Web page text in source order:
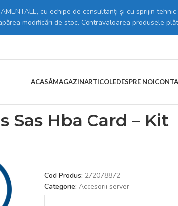
cu echipe de consultanți și cu sprijin
modificări de stoc. Contravaloarea produsele
ACASĂMAGAZINARTICOLEDESPRE NOI
Sas Hba Card – Kit
Cod Produs: 272078872
Categorie: Accesorii server